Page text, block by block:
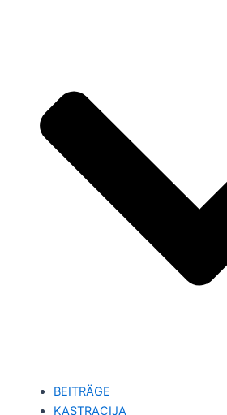
BEITRÄGE
KASTRACIJA